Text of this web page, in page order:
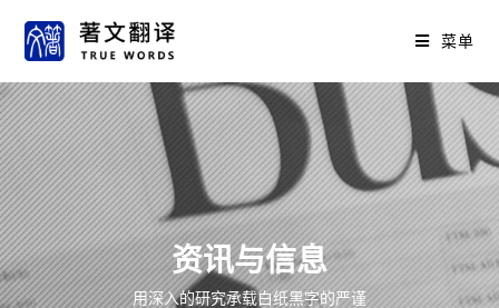
菜单
资讯与信息
用深入的研究承载白纸黑字的严谨